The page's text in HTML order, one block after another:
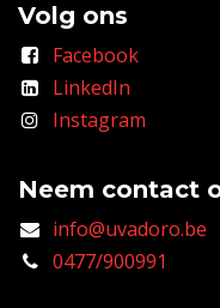
Volg ons
Facebook
LinkedIn
Instagram
Neem contact
info@uvadoro.be
0477/900991